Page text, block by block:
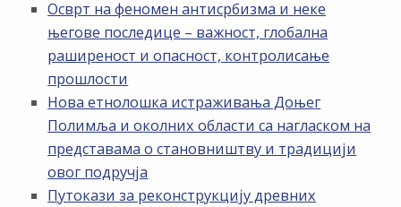
Осврт на феномен антисрбизма и неке
његове последице – важност, глобална
раширеност и опасност, контролисање
прошлости
Нова етнолошка истраживања Доњег
Полимља и околних области са нагласком на
представама о становништву и традицији
овог подручја
Путокази за реконструкцију древних